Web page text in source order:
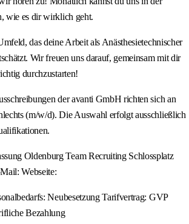
wie es dir wirklich geht.
das deine Arbeit als Anästhesietechnischer
Wir freuen uns darauf, gemeinsam mit dir
durchzustarten!
der avanti GmbH richten sich an
(m/w/d). Die Auswahl erfolgt ausschließlich
Oldenburg Team Recruiting Schlossplatz
Webseite:
Neubesetzung Tarifvertrag: GVP
Bezahlung